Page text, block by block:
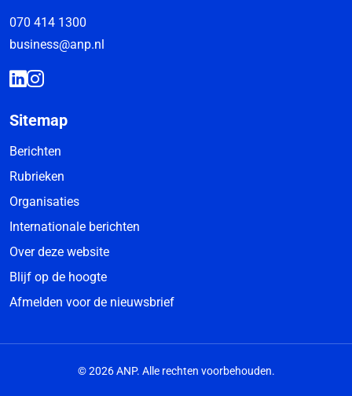
070 414 1300
business@anp.nl
Sitemap
Berichten
Rubrieken
Organisaties
Internationale berichten
Over deze website
Blijf op de hoogte
Afmelden voor de nieuwsbrief
© 2026 ANP. Alle rechten voorbehouden.